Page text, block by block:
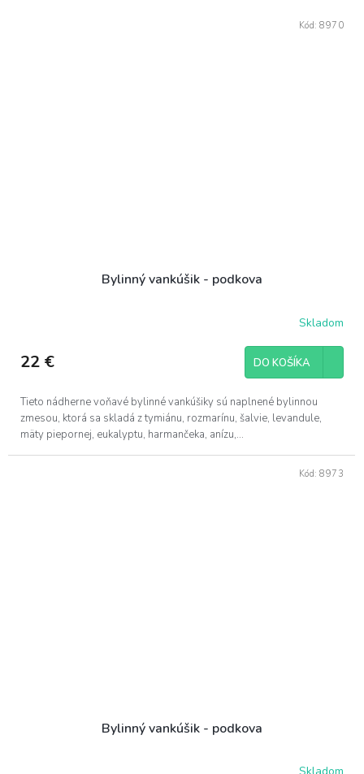
Bylinný vankúšik - podkova
Skladom
22 € DO KOŠÍKA
Tieto nádherne voňavé bylinné vankúšiky sú naplnené bylinnou
zmesou, ktorá sa skladá z tymiánu, rozmarínu, šalvie, levandule,
mäty piepornej, eukalyptu, harmančeka, anízu,...
Kód: 8970
Bylinný vankúšik - podkova
Kód: 8973